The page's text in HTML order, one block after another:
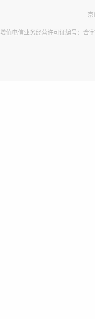
增值电信业务经营许可证编号：合